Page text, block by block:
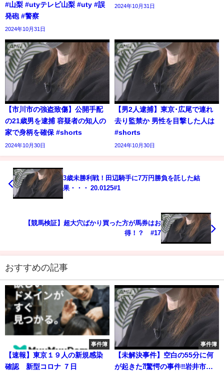
#山梨 #utyテレビ山梨 #uty #誤
発砲 #警察
2024年10月31日
2024年10月31日
【市川市の強盗致傷】公開手配
の21歳男を逮捕 容疑者の知人の
家で身柄を確保 #shorts
2024年10月30日
【男2人逮捕】東京･広尾で連れ
去り監禁か 男性を目撃した人は
#shorts
2024年10月30日
3歳未勝利戦！田辺騎手に7万円勝負を託した結
果・・・ 20.0125#1
【競馬検証】超大穴ばかり買った方が馬券はお
得！？ #17
おすすめの記事
事件簿
【速報】東京１９人の新規感染
確認 新型コロナ ７日
事件簿
【未解決事件】空白の55分に何
が起きた⁈驚愕の事件‼岩井市女